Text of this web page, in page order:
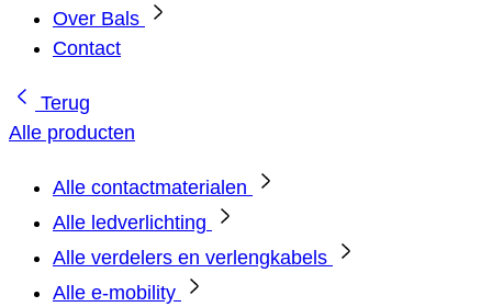
Over Bals
Contact
Terug
Alle producten
Alle contactmaterialen
Alle ledverlichting
Alle verdelers en verlengkabels
Alle e-mobility